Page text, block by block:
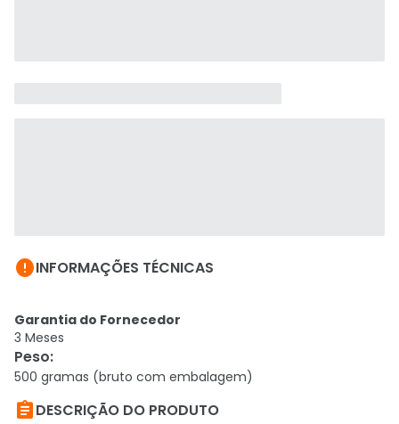
INFORMAÇÕES TÉCNICAS
Garantia do Fornecedor
3 Meses
Peso:
500 gramas (bruto com embalagem)
DESCRIÇÃO DO PRODUTO